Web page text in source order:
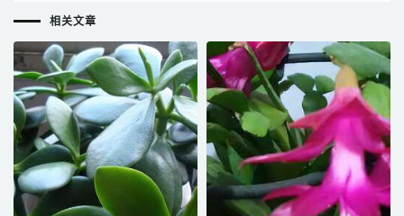
相关文章